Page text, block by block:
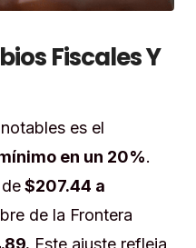
Fiscales Y
es el
en un 20%.
$207.44 a
de la Frontera
Este ajuste refleja